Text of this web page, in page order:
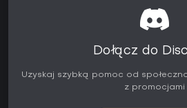
Dołącz do
Uzyskaj szybką pomoc od
z promocjami